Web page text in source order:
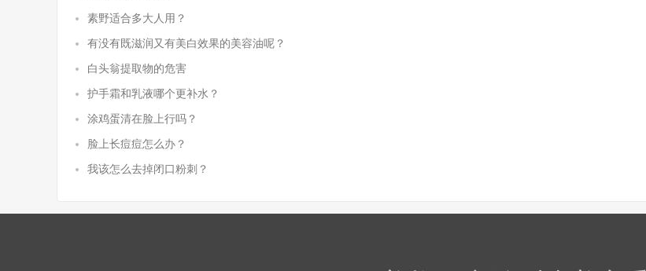
素野适合多大人用？
有没有既滋润又有美白效果的美容油呢？
白头翁提取物的危害
护手霜和乳液哪个更补水？
涂鸡蛋清在脸上行吗？
脸上长痘痘怎么办？
我该怎么去掉闭口粉刺？